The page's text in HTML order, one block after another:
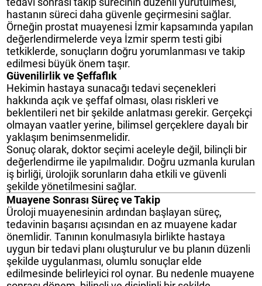
hastanın süreci daha güvenle geçirmesini sağlar.
Örneğin prostat muayenesi İzmir kapsamında yapılan
değerlendirmelerde veya İzmir sperm testi gibi
tetkiklerde, sonuçların doğru yorumlanması ve takip
edilmesi büyük önem taşır.
Güvenilirlik ve Şeffaflık
Hekimin hastaya sunacağı tedavi seçenekleri
hakkında açık ve şeffaf olması, olası riskleri ve
beklentileri net bir şekilde anlatması gerekir. Gerçekçi
olmayan vaatler yerine, bilimsel gerçeklere dayalı bir
yaklaşım benimsenmelidir.
Sonuç olarak, doktor seçimi aceleyle değil, bilinçli bir
değerlendirme ile yapılmalıdır. Doğru uzmanla kurulan
iş birliği, ürolojik sorunların daha etkili ve güvenli
şekilde yönetilmesini sağlar.
Muayene Sonrası Süreç ve Takip
Üroloji muayenesinin ardından başlayan süreç,
tedavinin başarısı açısından en az muayene kadar
önemlidir. Tanının konulmasıyla birlikte hastaya
uygun bir tedavi planı oluşturulur ve bu planın düzenli
şekilde uygulanması, olumlu sonuçlar elde
edilmesinde belirleyici rol oynar. Bu nedenle muayene